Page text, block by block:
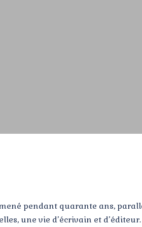
pendant quarante ans,
une vie d’écrivain et d’éditeur.